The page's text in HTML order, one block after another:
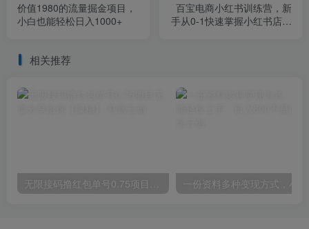
价值1980的流量掘金项目，
小白也能轻松日入1000+
百宝电商小红书训练营，新
手从0-1快速掌握小红书店铺
相关推荐
无限接码撸红包单号0.75项目无偿分享给你【揭秘】